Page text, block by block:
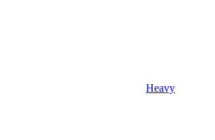
Heavy